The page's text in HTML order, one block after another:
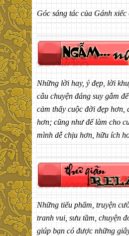
Góc sáng tác của Gánh
Những lời hay, ý đẹp, lời
câu chuyện đáng suy gẫm
cảm thấy cuộc đời đẹp hơn,
hơn; cũng như để làm cho
mình dễ chịu hơn, hữu ích
Những tiểu phẩm, truyện
tranh vui, sưu tầm, chuyện
giúp bạn có được những